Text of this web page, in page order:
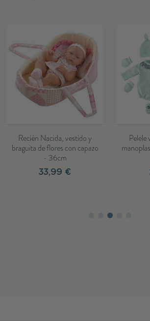
Recién Nacida, vestido y
braguita de flores con capazo
- 36cm
33,99 €
Pelele